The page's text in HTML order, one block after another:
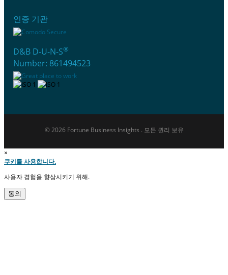
인증 기관
D&B D-U-N-S®
Number: 861494523
© 2026 Fortune Business Insights . 모든 권리 보유
×
쿠키를 사용합니다.
사용자 경험을 향상시키기 위해.
동의